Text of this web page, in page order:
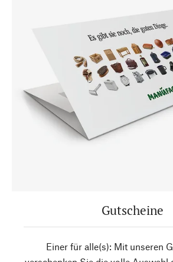
Gutscheine
Einer für alle(s): Mit unseren